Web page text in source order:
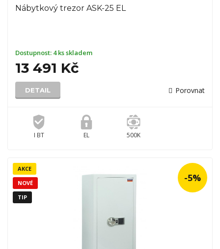
Nábytkový trezor ASK-25 EL
Dostupnost: 4 ks skladem
13 491 Kč
DETAIL Porovnat
I BT EL 500K
AKCE
NOVÉ
TIP
-5%